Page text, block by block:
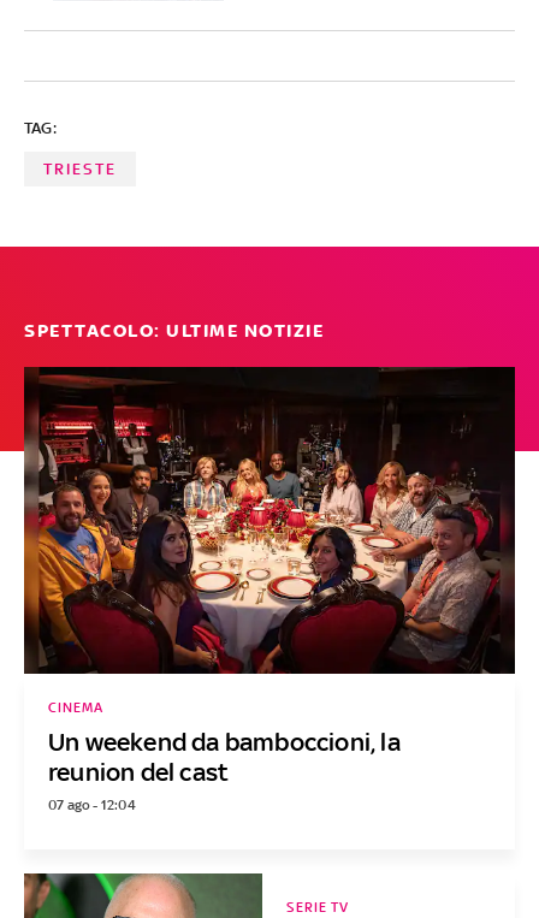
TAG:
TRIESTE
SPETTACOLO: ULTIME NOTIZIE
Un weekend da bamboccioni, la
reunion del cast
CINEMA
07 ago - 12:04
SERIE TV